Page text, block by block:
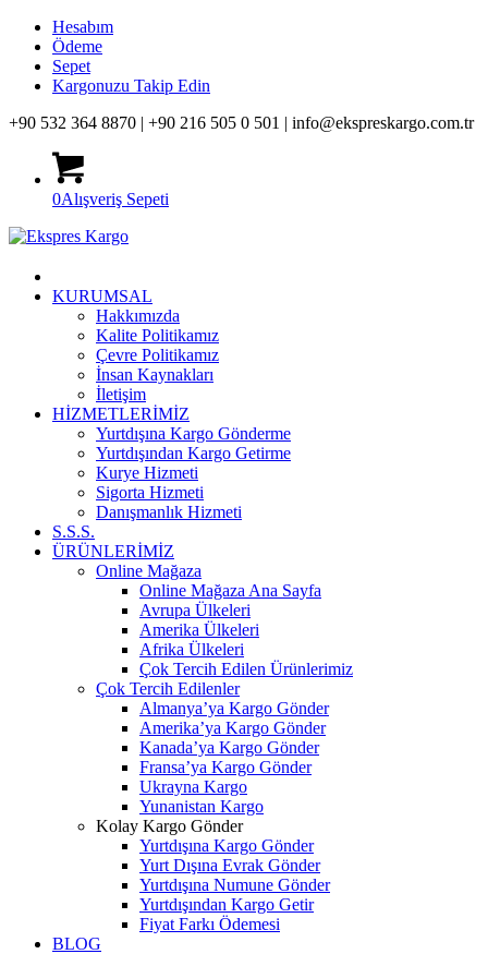
Hesabım
Ödeme
Sepet
Kargonuzu Takip Edin
+90 532 364 8870 | +90 216 505 0 501 | info@ekspreskargo.com.tr
0Alışveriş Sepeti
KURUMSAL
Hakkımızda
Kalite Politikamız
Çevre Politikamız
İnsan Kaynakları
İletişim
HİZMETLERİMİZ
Yurtdışına Kargo Gönderme
Yurtdışından Kargo Getirme
Kurye Hizmeti
Sigorta Hizmeti
Danışmanlık Hizmeti
S.S.S.
ÜRÜNLERİMİZ
Online Mağaza
Online Mağaza Ana Sayfa
Avrupa Ülkeleri
Amerika Ülkeleri
Afrika Ülkeleri
Çok Tercih Edilen Ürünlerimiz
Çok Tercih Edilenler
Almanya’ya Kargo Gönder
Amerika’ya Kargo Gönder
Kanada’ya Kargo Gönder
Fransa’ya Kargo Gönder
Ukrayna Kargo
Yunanistan Kargo
Kolay Kargo Gönder
Yurtdışına Kargo Gönder
Yurt Dışına Evrak Gönder
Yurtdışına Numune Gönder
Yurtdışından Kargo Getir
Fiyat Farkı Ödemesi
BLOG